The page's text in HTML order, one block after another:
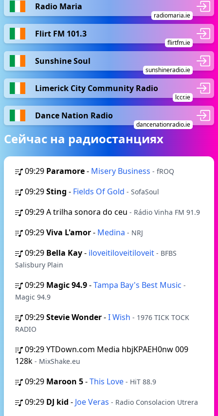
Radio Maria
radiomaria.ie
Flirt FM 101.3
flirtfm.ie
Sunshine Soul
sunshineradio.ie
Limerick City Community Radio
lccr.ie
Dance Nation Radio
dancenationradio.ie
Сейчас на радиостанциях
09:29 Paramore- Misery Business - fROQ
09:29Sting - Fields Of Gold - SofaSoul
09:29A trilha sonora do ceu - Rádio Vinha FM 91.9
09:29Viva L'amor- Medina - NRJ
09:29 Bella Kay- iloveitiloveitiloveit - BFBS
Salisbury Plain
09:29 Magic 94.9-Tampa Bay's Best Music -
Magic 94.9
09:29Stevie Wonder-I Wish - 1976 TICK TOCK
RADIO
09:29YTDown.com Media hbjKPAEH0nw 009
128k - MixShake.eu
09:29 Maroon 5-This Love - HiT 88.9
09:29 DJ kid - Joe Veras - Radio Consolacion Utrera